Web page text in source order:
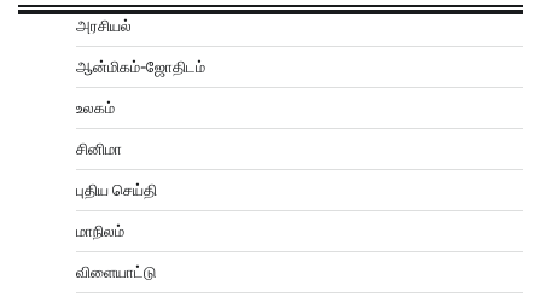
அரசியல்
ஆன்மிகம்-ஜோதிடம்
உலகம்
சினிமா
புதிய செய்தி
மாநிலம்
விளையாட்டு